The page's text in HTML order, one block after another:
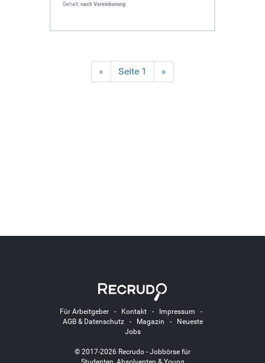
Gehalt: nach Vereinbarung
« Seite 1 »
Für Arbeitgeber- Kontakt- Impressum -
AGB & Datenschutz- Magazin -
Neueste
Jobs
© 2017-2026 Recrudo - Jobbörse für